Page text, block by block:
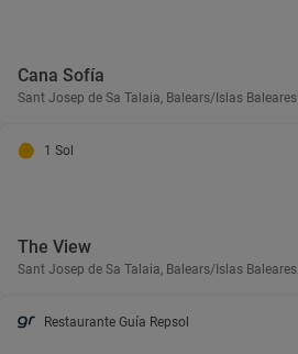
Cana Sofía
Sant Josep de Sa Talaia, Balears/Islas Baleares
1 Sol
The View
Sant Josep de Sa Talaia, Balears/Islas Baleares
Restaurante Guía Repsol